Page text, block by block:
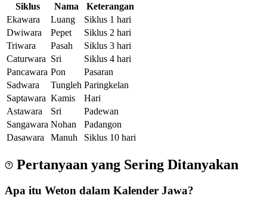
Siklus Nama
Keterangan
Ekawara
Luang
Siklus 1 hari
Dwiwara
Pepet
Siklus 2 hari
Triwara
Pasah
Siklus 3 hari
Caturwara Sri
Siklus 4 hari
Pancawara Pon
Pasaran
Sadwara
Tungleh Paringkelan
Saptawara Kamis
Hari
Astawara
Sri
Padewan
Sangawara Nohan
Padangon
Dasawara
Manuh Siklus 10 hari
Pertanyaan yang Sering Ditanyakan
Apa itu Weton dalam Kalender Jawa?